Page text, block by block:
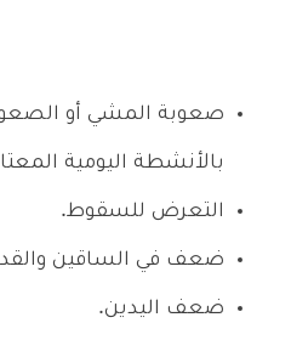
صعوبة المشي أو
بالأنشطة اليومية
التعرض للسقوط.
ضعف في الساقين
ضعف اليدين.